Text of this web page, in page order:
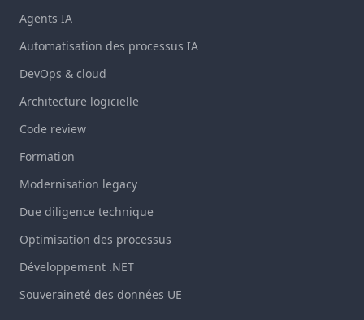
Agents IA
Automatisation des processus IA
DevOps & cloud
Architecture logicielle
Code review
Formation
Modernisation legacy
Due diligence technique
Optimisation des processus
Développement .NET
Souveraineté des données UE